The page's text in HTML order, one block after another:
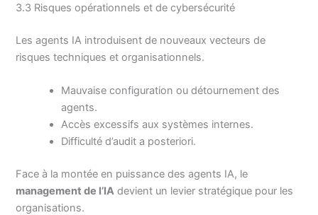
3.3 Risques opérationnels et de cybersécurité
Les agents IA introduisent de nouveaux vecteurs de
risques techniques et organisationnels.
Mauvaise configuration ou détournement des
agents.
Accès excessifs aux systèmes internes.
Difficulté d’audit a posteriori.
Face à la montée en puissance des agents IA, le
management de l’IA devient un levier stratégique pour les
organisations.